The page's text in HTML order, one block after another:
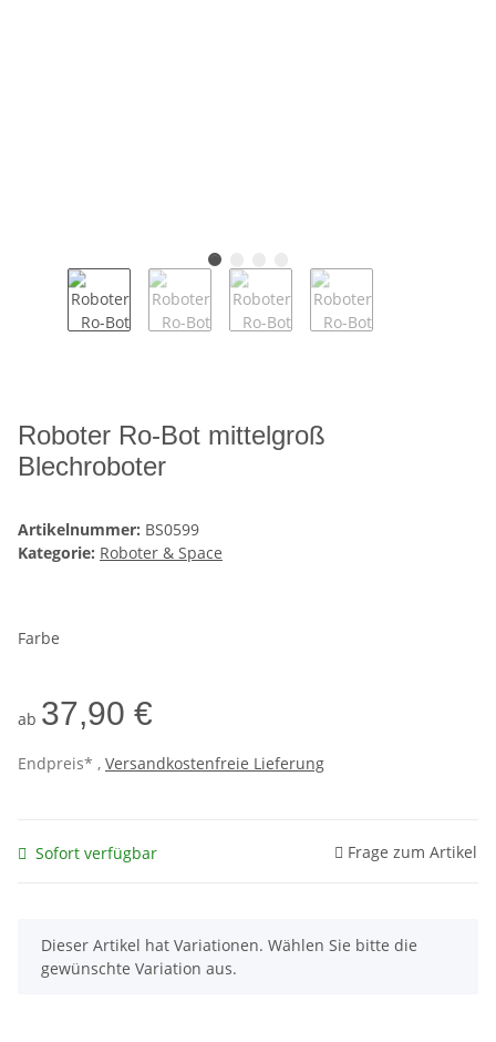
Roboter Ro-Bot mittelgroß
Blechroboter
Artikelnummer: BS0599
Kategorie: Roboter & Space
Farbe
ab 37,90 €
Endpreis* , Versandkostenfreie Lieferung
Sofort verfügbar Frage zum Artikel
x
Dieser Artikel hat Variationen. Wählen Sie bitte die
gewünschte Variation aus.